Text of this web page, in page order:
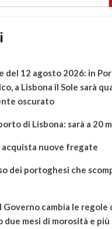
del 12 agosto 2026: in
a Lisbona il Sole sarà
oscurato
di Lisbona: sarà a 20
acquista nuove fregate
dei portoghesi che
Governo cambia le
mesi di morosità e